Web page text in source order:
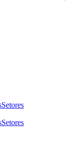
Setores
Setores